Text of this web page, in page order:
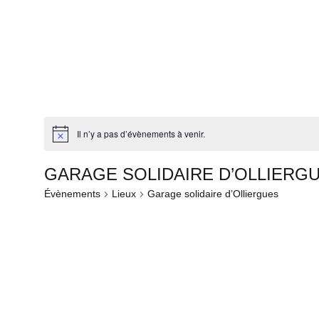
Il n’y a pas d’évènements à venir.
GARAGE SOLIDAIRE
Évènements Lieux Garage solidaire d’Olliergues